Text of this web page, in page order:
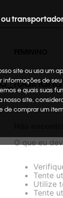
site ou usa
de
e quais suas
nosso site,
comprar um
O que eu
Tente
Utilize
Tente